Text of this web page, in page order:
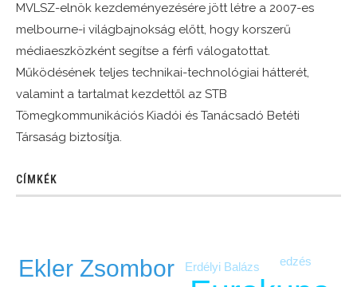
MVLSZ-elnök kezdeményezésére jött létre a 2007-es
melbourne-i világbajnokság előtt, hogy korszerű
médiaeszközként segítse a férfi válogatottat.
Működésének teljes technikai-technológiai hátterét,
valamint a tartalmat kezdettől az STB
Tömegkommunikációs Kiadói és Tanácsadó Betéti
Társaság biztosítja.
CÍMKÉK
Ekler Zsombor edzés
Erdélyi Balázs